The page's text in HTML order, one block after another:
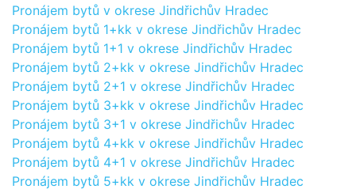
Pronájem bytů v okrese Jindřichův Hradec
Pronájem bytů 1+kk v okrese Jindřichův Hradec
Pronájem bytů 1+1 v okrese Jindřichův Hradec
Pronájem bytů 2+kk v okrese Jindřichův Hradec
Pronájem bytů 2+1 v okrese Jindřichův Hradec
Pronájem bytů 3+kk v okrese Jindřichův Hradec
Pronájem bytů 3+1 v okrese Jindřichův Hradec
Pronájem bytů 4+kk v okrese Jindřichův Hradec
Pronájem bytů 4+1 v okrese Jindřichův Hradec
Pronájem bytů 5+kk v okrese Jindřichův Hradec